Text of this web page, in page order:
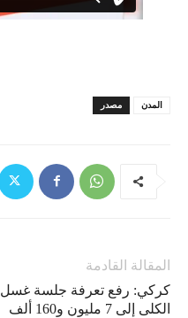
مصدر المدن
المقالة القادمة
كركي: رفع تعرفة جلسة غسل
الكلى إلى 7 مليون و160 ألف